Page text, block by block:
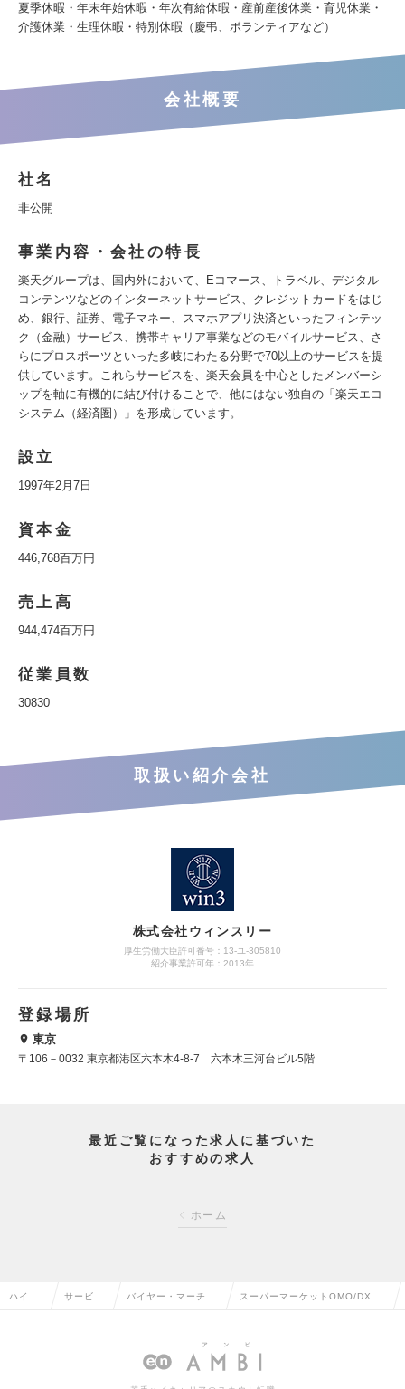
夏季休暇・年末年始休暇・年次有給休暇・産前産後休業・育児休業・
介護休業・生理休暇・特別休暇（慶弔、ボランティアなど）
会社概要
社名
非公開
事業内容・会社の特長
楽天グループは、国内外において、Eコマース、トラベル、デジタル
コンテンツなどのインターネットサービス、クレジットカードをはじ
め、銀行、証券、電子マネー、スマホアプリ決済といったフィンテッ
ク（金融）サービス、携帯キャリア事業などのモバイルサービス、さ
らにプロスポーツといった多岐にわたる分野で70以上のサービスを提
供しています。これらサービスを、楽天会員を中心としたメンバーシ
ップを軸に有機的に結び付けることで、他にはない独自の「楽天エコ
システム（経済圏）」を形成しています。
設立
1997年2月7日
資本金
446,768百万円
売上高
944,474百万円
従業員数
30830
取扱い紹介会社
株式会社ウィンスリー
厚生労働大臣許可番号：13-ユ-305810
紹介事業許可年：2013年
登録場所
東京
〒106－0032 東京都港区六本木4-8-7 六本木三河台ビル5階
最近ご覧になった求人に基づいた
おすすめの求人
ホーム
ハイク サービ バイヤー・マーチャ
D）・VMDの転職
スーパーマーケットOMO/DX事
31423)の求人情報